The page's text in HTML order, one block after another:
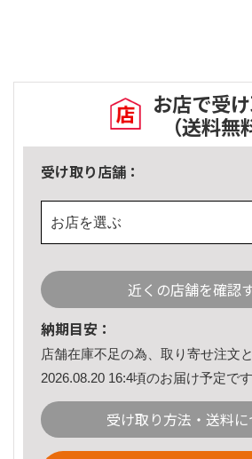
お店で受
（送料無
受け取り店舗：
お店を選ぶ
近くの店舗を確認
納期目安：
店舗在庫不足の為、取り寄せ注文
2026.08.20 16:4頃のお届け予定です
受け取り方法・送料に